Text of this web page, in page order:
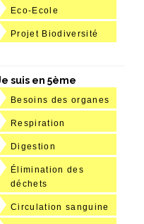
Eco-Ecole
Projet Biodiversité
suis en 5ème
Besoins des organes
Respiration
Digestion
Élimination des
déchets
Circulation sanguine